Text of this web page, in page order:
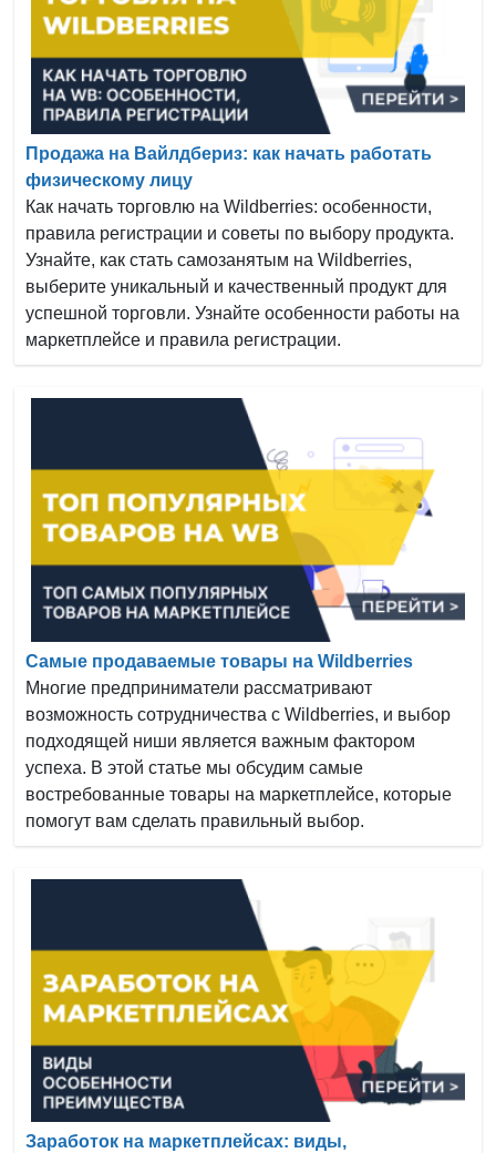
Продажа на Вайлдбериз: как начать работать
физическому лицу
Как начать торговлю на Wildberries: особенности,
правила регистрации и советы по выбору продукта.
Узнайте, как стать самозанятым на Wildberries,
выберите уникальный и качественный продукт для
успешной торговли. Узнайте особенности работы на
маркетплейсе и правила регистрации.
Самые продаваемые товары на Wildberries
Многие предприниматели рассматривают
возможность сотрудничества с Wildberries, и выбор
подходящей ниши является важным фактором
успеха. В этой статье мы обсудим самые
востребованные товары на маркетплейсе, которые
помогут вам сделать правильный выбор.
Заработок на маркетплейсах: виды,